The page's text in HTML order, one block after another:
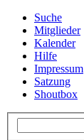
Suche
Mitglieder
Kalender
Hilfe
Impressum
Satzung
Shoutbox